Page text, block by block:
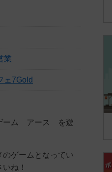
業
ェ7Gold
ーム アース を遊
ゲームとなってい
ね！